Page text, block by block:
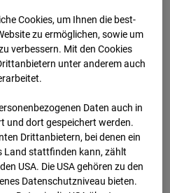
Cookies, um Ihnen die best­
zu ermöglichen, sowie um
verbessern. Mit den Cookies
unter anderem auch
Daten auch in
und dort gespeichert werden.
Drittanbietern, bei denen ein
Land stattfinden kann, zählt
USA. Die USA gehören zu den
Datenschutzniveau bieten.